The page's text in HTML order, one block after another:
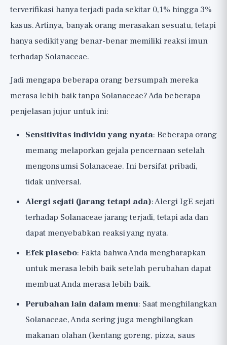
terverifikasi hanya terjadi pada sekitar 0,1% hingga 3%
kasus. Artinya, banyak orang merasakan sesuatu, tetapi
hanya sedikit yang benar-benar memiliki reaksi imun
terhadap Solanaceae.
Jadi mengapa beberapa orang bersumpah mereka
merasa lebih baik tanpa Solanaceae? Ada beberapa
penjelasan jujur untuk ini:
Sensitivitas individu yang nyata: Beberapa orang
memang melaporkan gejala pencernaan setelah
mengonsumsi Solanaceae. Ini bersifat pribadi,
tidak universal.
Alergi sejati (jarang tetapi ada): Alergi IgE sejati
terhadap Solanaceae jarang terjadi, tetapi ada dan
dapat menyebabkan reaksi yang nyata.
Efek plasebo: Fakta bahwa Anda mengharapkan
untuk merasa lebih baik setelah perubahan dapat
membuat Anda merasa lebih baik.
Perubahan lain dalam menu: Saat menghilangkan
Solanaceae, Anda sering juga menghilangkan
makanan olahan (kentang goreng, pizza, saus